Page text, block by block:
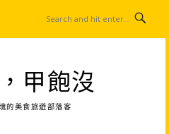
甲飽沒
的美食旅遊部落客